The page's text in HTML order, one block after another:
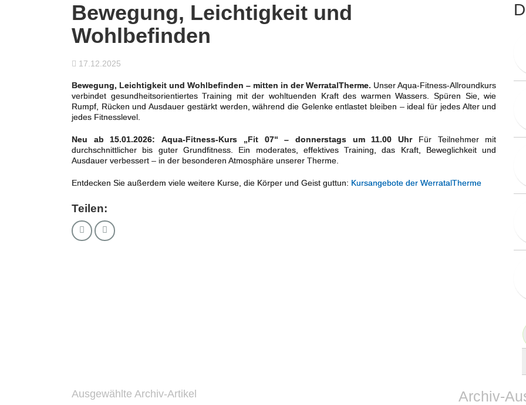
Bewegung, Leichtigkeit und
Wohlbefinden
17.12.2025
Bewegung, Leichtigkeit und Wohlbefinden – mitten in der WerratalTherme. Unser Aqua-Fitness-Allroundkurs
verbindet gesundheitsorientiertes Training mit der wohltuenden Kraft des warmen Wassers. Spüren Sie, wie
Rumpf, Rücken und Ausdauer gestärkt werden, während die Gelenke entlastet bleiben – ideal für jedes Alter und
jedes Fitnesslevel.
Neu ab 15.01.2026: Aqua-Fitness-Kurs „Fit 07“ – donnerstags um 11.00 UhrFür Teilnehmer mit
durchschnittlicher bis guter Grundfitness. Ein moderates, effektives Training, das Kraft, Beweglichkeit und
Ausdauer verbessert – in der besonderen Atmosphäre unserer Therme.
Entdecken Sie außerdem viele weitere Kurse, die Körper und Geist guttun: Kursangebote der WerratalTherme
Teilen:
Ausgewählte Archiv-Artikel Archiv-